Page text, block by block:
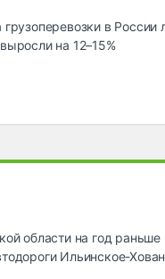
в России
на 12–15%
области на год раньше
Ильинское-